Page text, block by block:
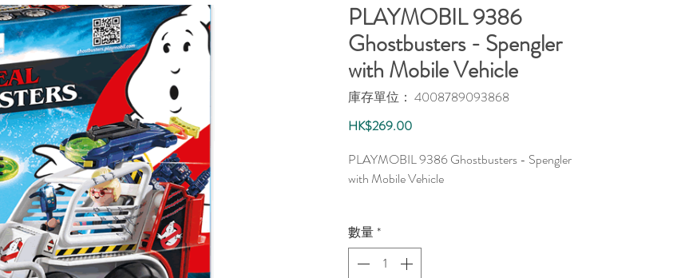
PLAYMOBIL 9386
Ghostbusters - Spengler
with Mobile Vehicle
庫存單位： 4008789093868
HK$269.00價
PLAYMOBIL 9386 Ghostbusters - Spengler
with Mobile Vehicle
Industries, Inc. All rights reserved
數量*